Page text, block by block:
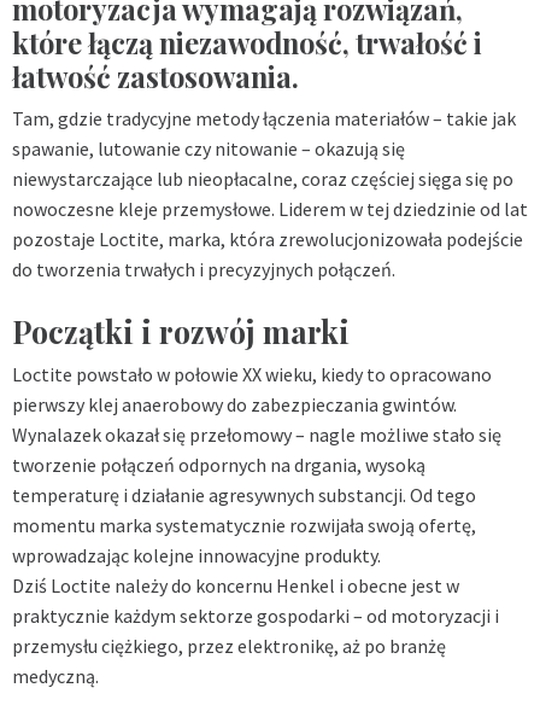
motoryzacja wymagają rozwiązań,
które łączą niezawodność, trwałość i
łatwość zastosowania.
Tam, gdzie tradycyjne metody łączenia materiałów – takie jak
spawanie, lutowanie czy nitowanie – okazują się
niewystarczające lub nieopłacalne, coraz częściej sięga się po
nowoczesne kleje przemysłowe. Liderem w tej dziedzinie od lat
pozostaje Loctite, marka, która zrewolucjonizowała podejście
do tworzenia trwałych i precyzyjnych połączeń.
Początki i rozwój marki
Loctite powstało w połowie XX wieku, kiedy to opracowano
pierwszy klej anaerobowy do zabezpieczania gwintów.
Wynalazek okazał się przełomowy – nagle możliwe stało się
tworzenie połączeń odpornych na drgania, wysoką
temperaturę i działanie agresywnych substancji. Od tego
momentu marka systematycznie rozwijała swoją ofertę,
wprowadzając kolejne innowacyjne produkty.
Dziś Loctite należy do koncernu Henkel i obecne jest w
praktycznie każdym sektorze gospodarki – od motoryzacji i
przemysłu ciężkiego, przez elektronikę, aż po branżę
medyczną.